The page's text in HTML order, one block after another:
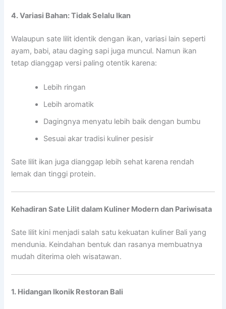
4. Variasi Bahan: Tidak Selalu Ikan
Walaupun sate lilit identik dengan ikan, variasi lain seperti
ayam, babi, atau daging sapi juga muncul. Namun ikan
tetap dianggap versi paling otentik karena:
Lebih ringan
Lebih aromatik
Dagingnya menyatu lebih baik dengan bumbu
Sesuai akar tradisi kuliner pesisir
Sate lilit ikan juga dianggap lebih sehat karena rendah
lemak dan tinggi protein.
Kehadiran Sate Lilit dalam Kuliner Modern dan Pariwisata
Sate lilit kini menjadi salah satu kekuatan kuliner Bali yang
mendunia. Keindahan bentuk dan rasanya membuatnya
mudah diterima oleh wisatawan.
1. Hidangan Ikonik Restoran Bali